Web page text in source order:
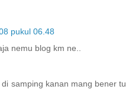
pukul 06.48
nemu blog km ne..
samping kanan mang bener tu